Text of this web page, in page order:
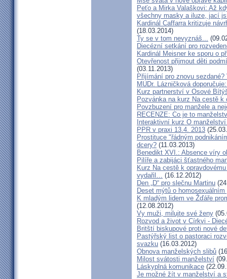
Peťo a Mirka Valaškovi: Až
všechny masky a iluze, jací
Kardinál Caffarra kritizuje
(18.03.2014)
Ty se v tom nevyznáš...
Diecézní setkání pro
Kardinál Meisner ke sporu o
Otevřenost přijmout děti
(03.11.2013)
Přijímání pro znovu
MUDr. Lázničková
Kurz partnerství v Osové
Pozvánka na kurz Na cestě k
Povzbuzení pro manžele a
RECENZE: Co je to
Interaktivní kurz O
PPR v praxi 13.4. 2013
Prostituce "řádným
dcery? (11.03.2013)
Benedikt XVI.: Absence víry
Pilíře a zabijáci šťastného
Kurz Na cestě k
vydařil… (16.12.2012)
Den „D“ pro slečnu Martinu
Deset mýtů o homosexuálním
K mladým lidem ve Žďáře
(12.08.2012)
Vy muži, milujte své ženy
Rozvod a život v Církvi -
Britští biskupové proti nové
Pastýřský list o pastoraci
svazku (16.03.2012)
Obnova manželských slibů
Milost svátosti manželství
Láskyplná komunikace
Je možné žít v manželství a